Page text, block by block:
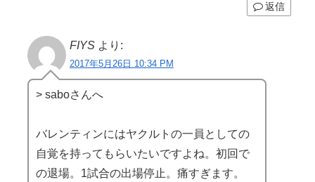
返信
FIYS より:
2017年5月26日 10:34 PM
> saboさんへ
バレンティンにはヤクルトの一員としての
自覚を持ってもらいたいですよね。初回で
の退場。1試合の出場停止。痛すぎます。